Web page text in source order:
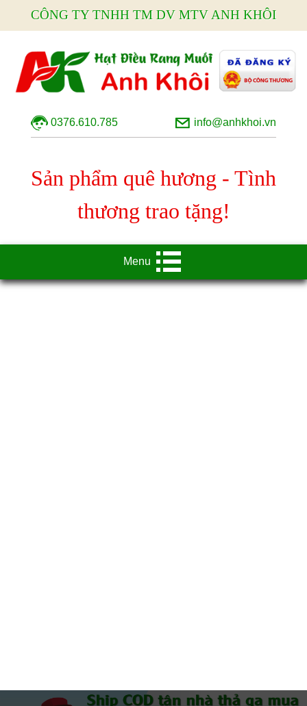
CÔNG TY TNHH TM DV MTV ANH KHÔI
0376.610.785 info@anhkhoi.vn
Sản phẩm quê hương - Tình
thương trao tặng!
Menu